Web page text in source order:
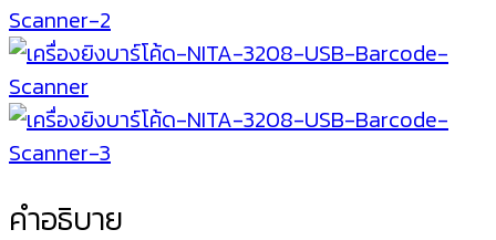
คำอธิบาย